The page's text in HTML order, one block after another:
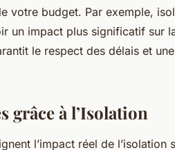
votre budget. Par exemple,
un impact plus significatif sur
le respect des délais et une
grâce à l’Isolation
l’impact réel de l’isolation